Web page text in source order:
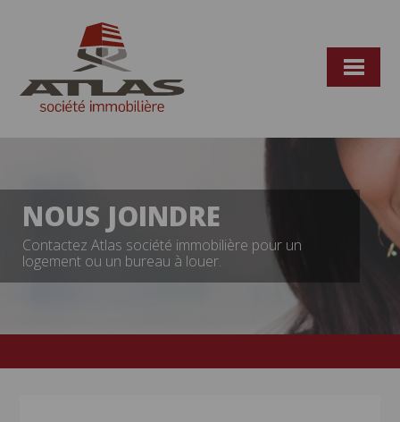
À propos
Nous joindre
NOUS JOINDRE
Contactez Atlas société immobilière pour un
logement ou un bureau à louer.